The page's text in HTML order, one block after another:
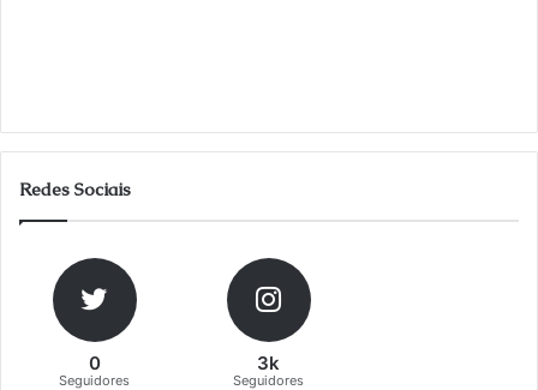
Redes Sociais
0
Seguidores
3k
Seguidores